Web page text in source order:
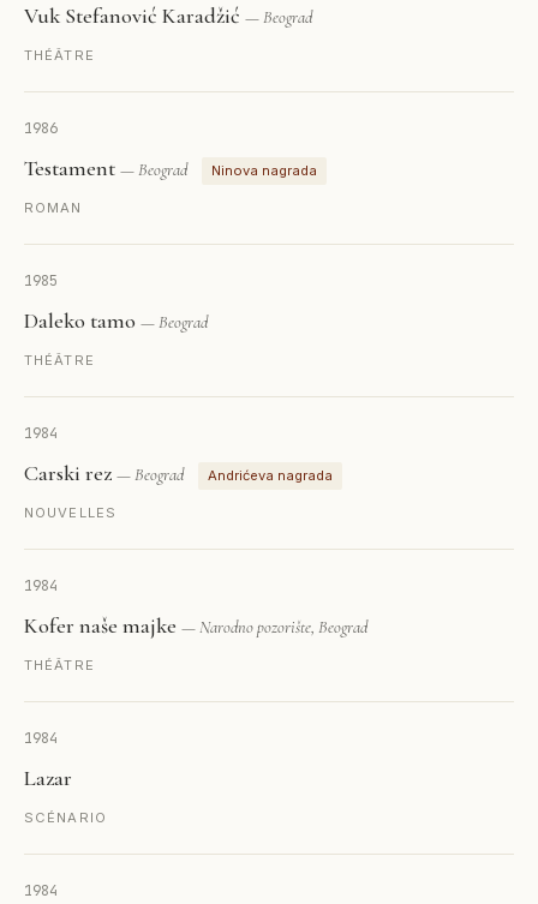
Vuk Stefanović Karadžić — Beograd
THÉÂTRE
1986
Testament — Beograd Ninova nagrada
ROMAN
1985
Daleko tamo — Beograd
THÉÂTRE
1984
Carski rez — Beograd Andrićeva nagrada
NOUVELLES
1984
Kofer naše majke — Narodno pozorište, Beograd
THÉÂTRE
1984
Lazar
SCÉNARIO
1984